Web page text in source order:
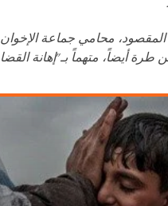
المقصود، محامي جماعة الإخوان
أيضاً، متهماً بـ"إهانة